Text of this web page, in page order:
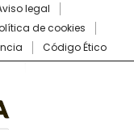
legal
de cookies
Código Ético